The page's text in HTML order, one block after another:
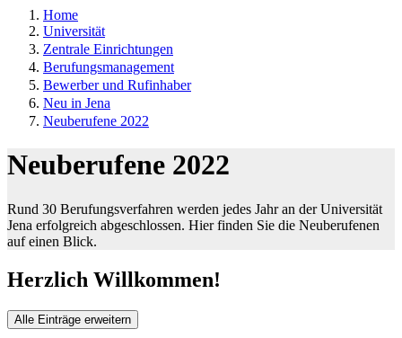
Home
Universität
Zentrale Einrichtungen
Berufungsmanagement
Bewerber und Rufinhaber
Neu in Jena
Neuberufene 2022
Neuberufene 2022
Rund 30 Berufungsverfahren werden jedes Jahr an der Universität
Jena erfolgreich abgeschlossen. Hier finden Sie die Neuberufenen
auf einen Blick.
Herzlich Willkommen!
Alle Einträge erweitern